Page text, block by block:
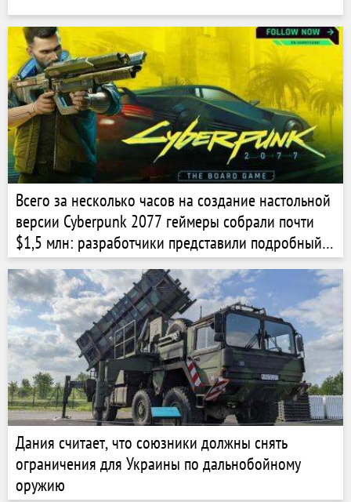
Всего за несколько часов на создание настольной
версии Cyberpunk 2077 геймеры собрали почти
$1,5 млн: разработчики представили подробный
трейлер игры
Дания считает, что союзники должны снять
ограничения для Украины по дальнобойному
оружию